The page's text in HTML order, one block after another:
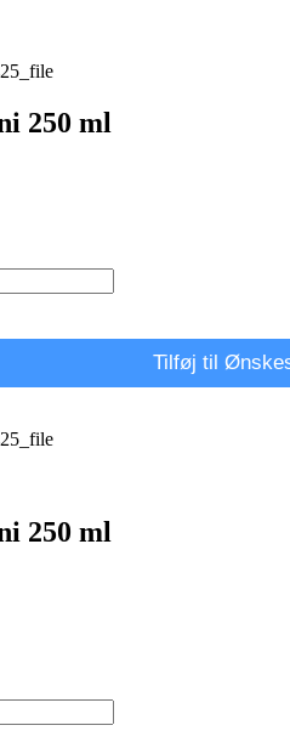
250 ml
Tilføj til
250 ml